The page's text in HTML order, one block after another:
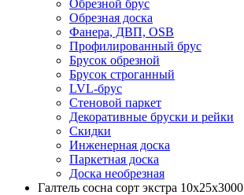
Обрезной брус
Обрезная доска
Фанера, ДВП, OSB
Профилированный брус
Брусок обрезной
Брусок строганный
LVL-брус
Стеновой паркет
Декоративные бруски и рейки
Скидки
Инженерная доска
Паркетная доска
Доска необрезная
Галтель сосна сорт экстра 10х25х3000